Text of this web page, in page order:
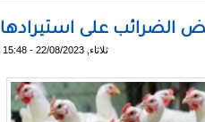
الضرائب على استيرادها
ثلاثاء, 22/08/2023 - 15:48